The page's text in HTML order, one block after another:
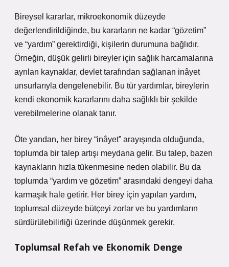
Bireysel kararlar, mikroekonomik düzeyde
değerlendirildiğinde, bu kararların ne kadar “gözetim”
ve “yardım” gerektirdiği, kişilerin durumuna bağlıdır.
Örneğin, düşük gelirli bireyler için sağlık harcamalarına
ayrılan kaynaklar, devlet tarafından sağlanan inâyet
unsurlarıyla dengelenebilir. Bu tür yardımlar, bireylerin
kendi ekonomik kararlarını daha sağlıklı bir şekilde
verebilmelerine olanak tanır.
Öte yandan, her birey “inâyet” arayışında olduğunda,
toplumda bir talep artışı meydana gelir. Bu talep, bazen
kaynakların hızla tükenmesine neden olabilir. Bu da
toplumda “yardım ve gözetim” arasındaki dengeyi daha
karmaşık hale getirir. Her birey için yapılan yardım,
toplumsal düzeyde bütçeyi zorlar ve bu yardımların
sürdürülebilirliği üzerinde düşünmek gerekir.
Toplumsal Refah ve Ekonomik Denge